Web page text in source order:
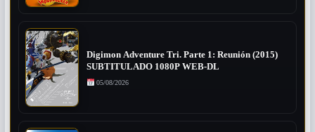
Digimon Adventure Tri. Parte 1: Reunión (2015)
SUBTITULADO 1080P WEB-DL
05/08/2026